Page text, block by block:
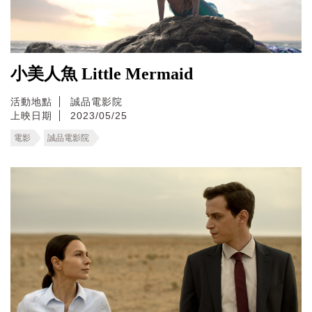
小美人魚 Little Mermaid
活動地點
誠品電影院
上映日期
2023/05/25
電影 誠品電影院